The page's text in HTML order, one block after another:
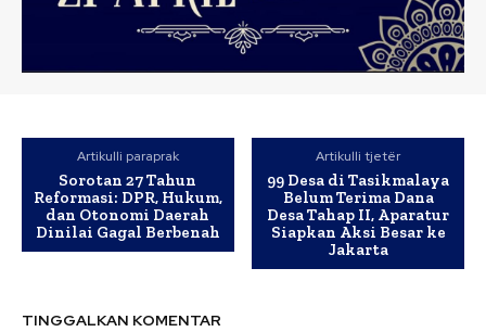
Artikulli paraprak
Sorotan 27 Tahun
Reformasi: DPR, Hukum,
dan Otonomi Daerah
Dinilai Gagal Berbenah
Artikulli tjetër
99 Desa di Tasikmalaya
Belum Terima Dana
Desa Tahap II, Aparatur
Siapkan Aksi Besar ke
Jakarta
TINGGALKAN KOMENTAR